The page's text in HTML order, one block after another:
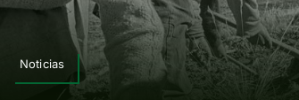
Noticias